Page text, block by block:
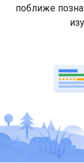
поближе